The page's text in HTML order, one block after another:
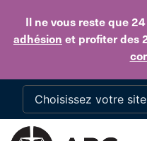
Il ne vous reste que
adhésion et profiter des